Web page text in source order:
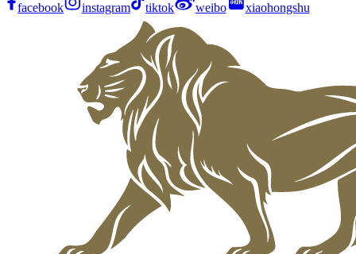
facebook instagram tiktok weibo xiaohongshu